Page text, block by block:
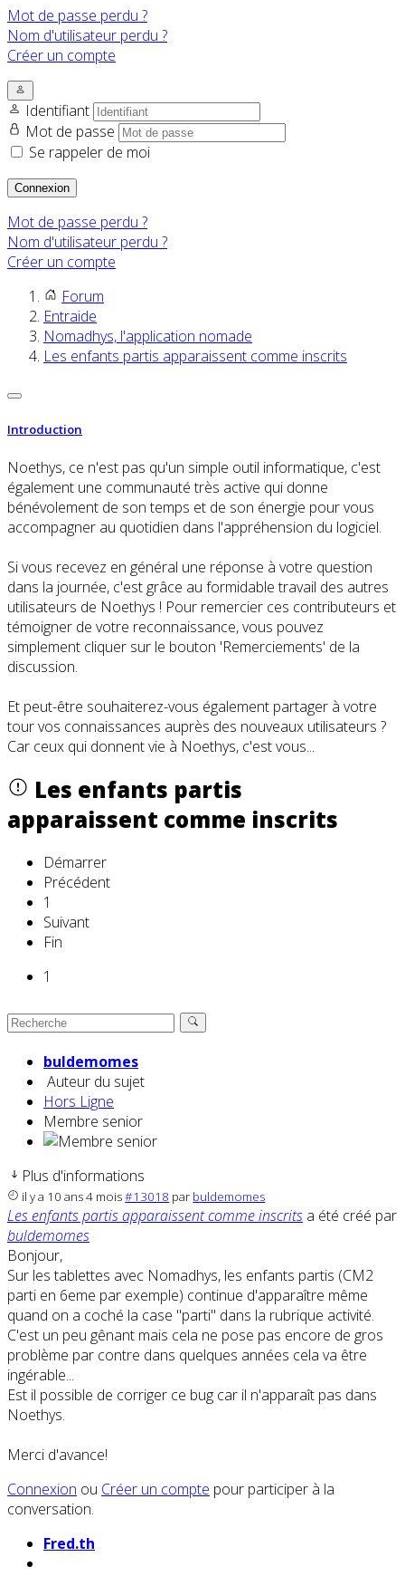
Mot de passe perdu ?
Nom d'utilisateur perdu ?
Créer un compte
Identifiant
Mot de passe
Se rappeler de moi
Connexion
Mot de passe perdu ?
Nom d'utilisateur perdu ?
Créer un compte
Forum
Entraide
Nomadhys, l'application nomade
Les enfants partis apparaissent comme inscrits
Introduction
Noethys, ce n'est pas qu'un simple outil informatique, c'est
également une communauté très active qui donne
bénévolement de son temps et de son énergie pour vous
accompagner au quotidien dans l'appréhension du logiciel.
Si vous recevez en général une réponse à votre question
dans la journée, c'est grâce au formidable travail des autres
utilisateurs de Noethys ! Pour remercier ces contributeurs et
témoigner de votre reconnaissance, vous pouvez
simplement cliquer sur le bouton 'Remerciements' de la
discussion.
Et peut-être souhaiterez-vous également partager à votre
tour vos connaissances auprès des nouveaux utilisateurs ?
Car ceux qui donnent vie à Noethys, c'est vous...
Les enfants partis
apparaissent comme inscrits
Démarrer
Précédent
1
Suivant
Fin
1
buldemomes
Auteur du sujet
Hors Ligne
Membre senior
Plus d'informations
il y a 10 ans 4 mois#13018 par buldemomes
Les enfants partis apparaissent comme inscrits a été créé par
buldemomes
Bonjour,
Sur les tablettes avec Nomadhys, les enfants partis (CM2
parti en 6eme par exemple) continue d'apparaître même
quand on a coché la case "parti" dans la rubrique activité.
C'est un peu gênant mais cela ne pose pas encore de gros
problème par contre dans quelques années cela va être
ingérable...
Est il possible de corriger ce bug car il n'apparaît pas dans
Noethys.
Merci d'avance!
Connexion ou Créer un compte pour participer à la
conversation.
Fred.th